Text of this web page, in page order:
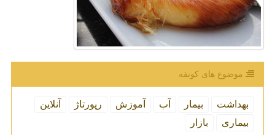
موضوع های كونفه
بهداشت بیمار آب آموزش رپورتاژ
آنلاین
بیماری
بازار